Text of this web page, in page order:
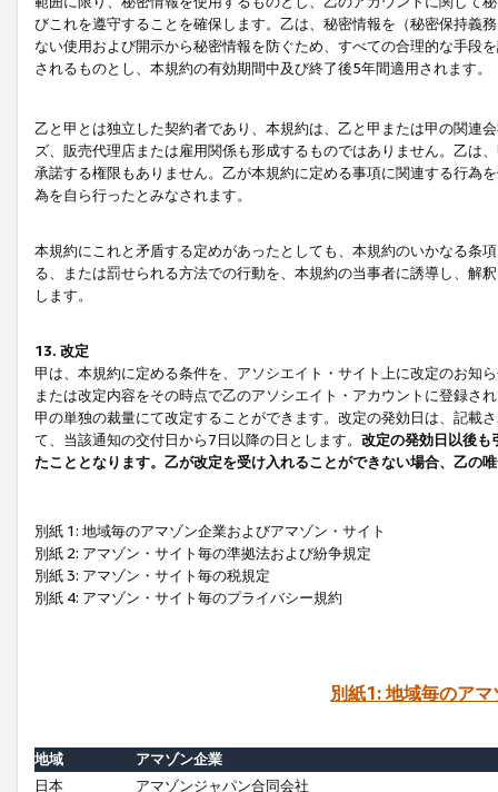
びこれを遵守することを確保します。乙は、秘密情報を（秘密保持義
ない使用および開示から秘密情報を防ぐため、すべての合理的な手段
されるものとし、本規約の有効期間中及び終了後5年間適用されます。
乙と甲とは独立した契約者であり、本規約は、乙と甲または甲の関連
ズ、販売代理店または雇用関係も形成するものではありません。乙は
承諾する権限もありません。乙が本規約に定める事項に関連する行為
為を自ら行ったとみなされます。
本規約にこれと矛盾する定めがあったとしても、本規約のいかなる条
る、または罰せられる方法での行動を、本規約の当事者に誘導し、解
します。
13. 改定
甲は、本規約に定める条件を、アソシエイト・サイト上に改定のお知
または改定内容をその時点で乙のアソシエイト・アカウントに登録さ
甲の単独の裁量にて改定することができます。改定の発効日は、記載
て、当該通知の交付日から7日以降の日とします。 改定の発効日以後も
たこととなります。乙が改定を受け入れることができない場合、乙の
別紙 1: 地域毎のアマゾン企業およびアマゾン・サイト
別紙 2: アマゾン・サイト毎の準拠法および紛争規定
別紙 3: アマゾン・サイト毎の税規定
別紙 4: アマゾン・サイト毎のプライバシー規約
別紙1: 地域毎のア
地域
アマゾン企業
日本
アマゾンジャパン合同会社